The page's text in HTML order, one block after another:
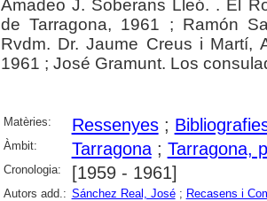
Amadeo J. Soberans Lleó. . El
de Tarragona, 1961 ; Ramón
Rvdm. Dr. Jaume Creus i Martí,
1961 ; José Gramunt. Los
Matèries: Ressenyes;
Àmbit: Tarragona; Tarragona,
Cronologia: [1959 - 1961]
Autors add.: Sánchez Real, José; Recasens i